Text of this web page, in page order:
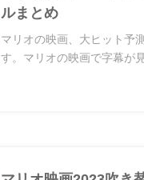
ルまとめ
マリオの映画、大ヒット予
す。マリオの映画で字幕が